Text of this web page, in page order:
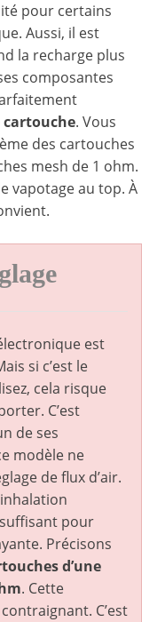
pour certains
Aussi, il est
la recharge plus
composantes
cartouche. Vous
des cartouches
mesh de 1 ohm.
vapotage au top. À
est
si c’est le
cela risque
C’est
de ses
modèle ne
de flux d’air.
pour
Précisons
d’une
. Cette
C’est